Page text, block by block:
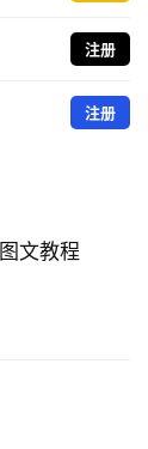
注册
注册
文教程